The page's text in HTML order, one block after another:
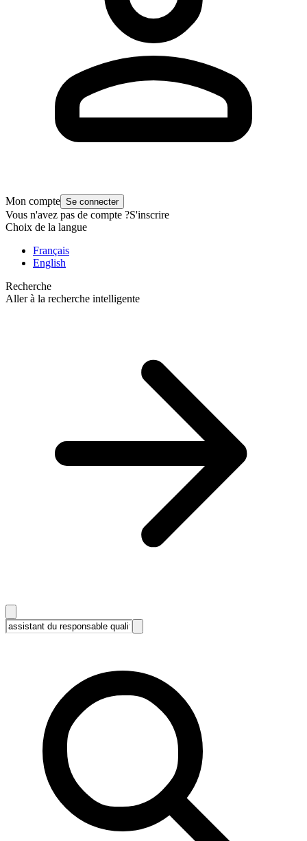
Mon compte Se connecter
Vous n'avez pas de compte ?S'inscrire
Choix de la langue
Français
English
Recherche
Aller à la recherche intelligente